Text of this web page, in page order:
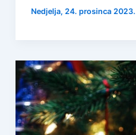
Nedjelja, 24. prosinca 2023.